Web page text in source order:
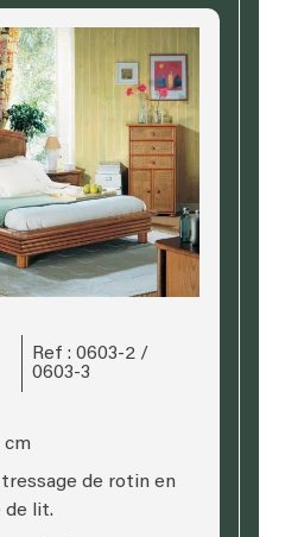
Ref : 0603-2 /
0603-3
cm
de rotin en
de lit.